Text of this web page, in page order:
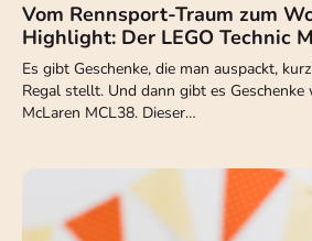
Vom Rennsport-Traum zum
Highlight: Der LEGO Technic
Es gibt Geschenke, die man auspackt,
Regal stellt. Und dann gibt es Geschenke
McLaren MCL38. Dieser…